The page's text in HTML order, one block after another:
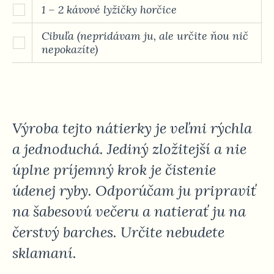
1 – 2 kávové lyžičky horčice
Cibuľa (nepridávam ju, ale určite ňou nič
nepokazíte)
Výroba tejto nátierky je veľmi rýchla
a jednoduchá. Jediný zložitejší a nie
úplne príjemný krok je čistenie
údenej ryby. Odporúčam ju pripraviť
na šabesovú večeru a natierať ju na
čerstvý barches. Určite nebudete
sklamaní.